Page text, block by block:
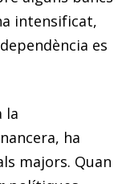
intensificat,
es
la
ha
majors. Quan